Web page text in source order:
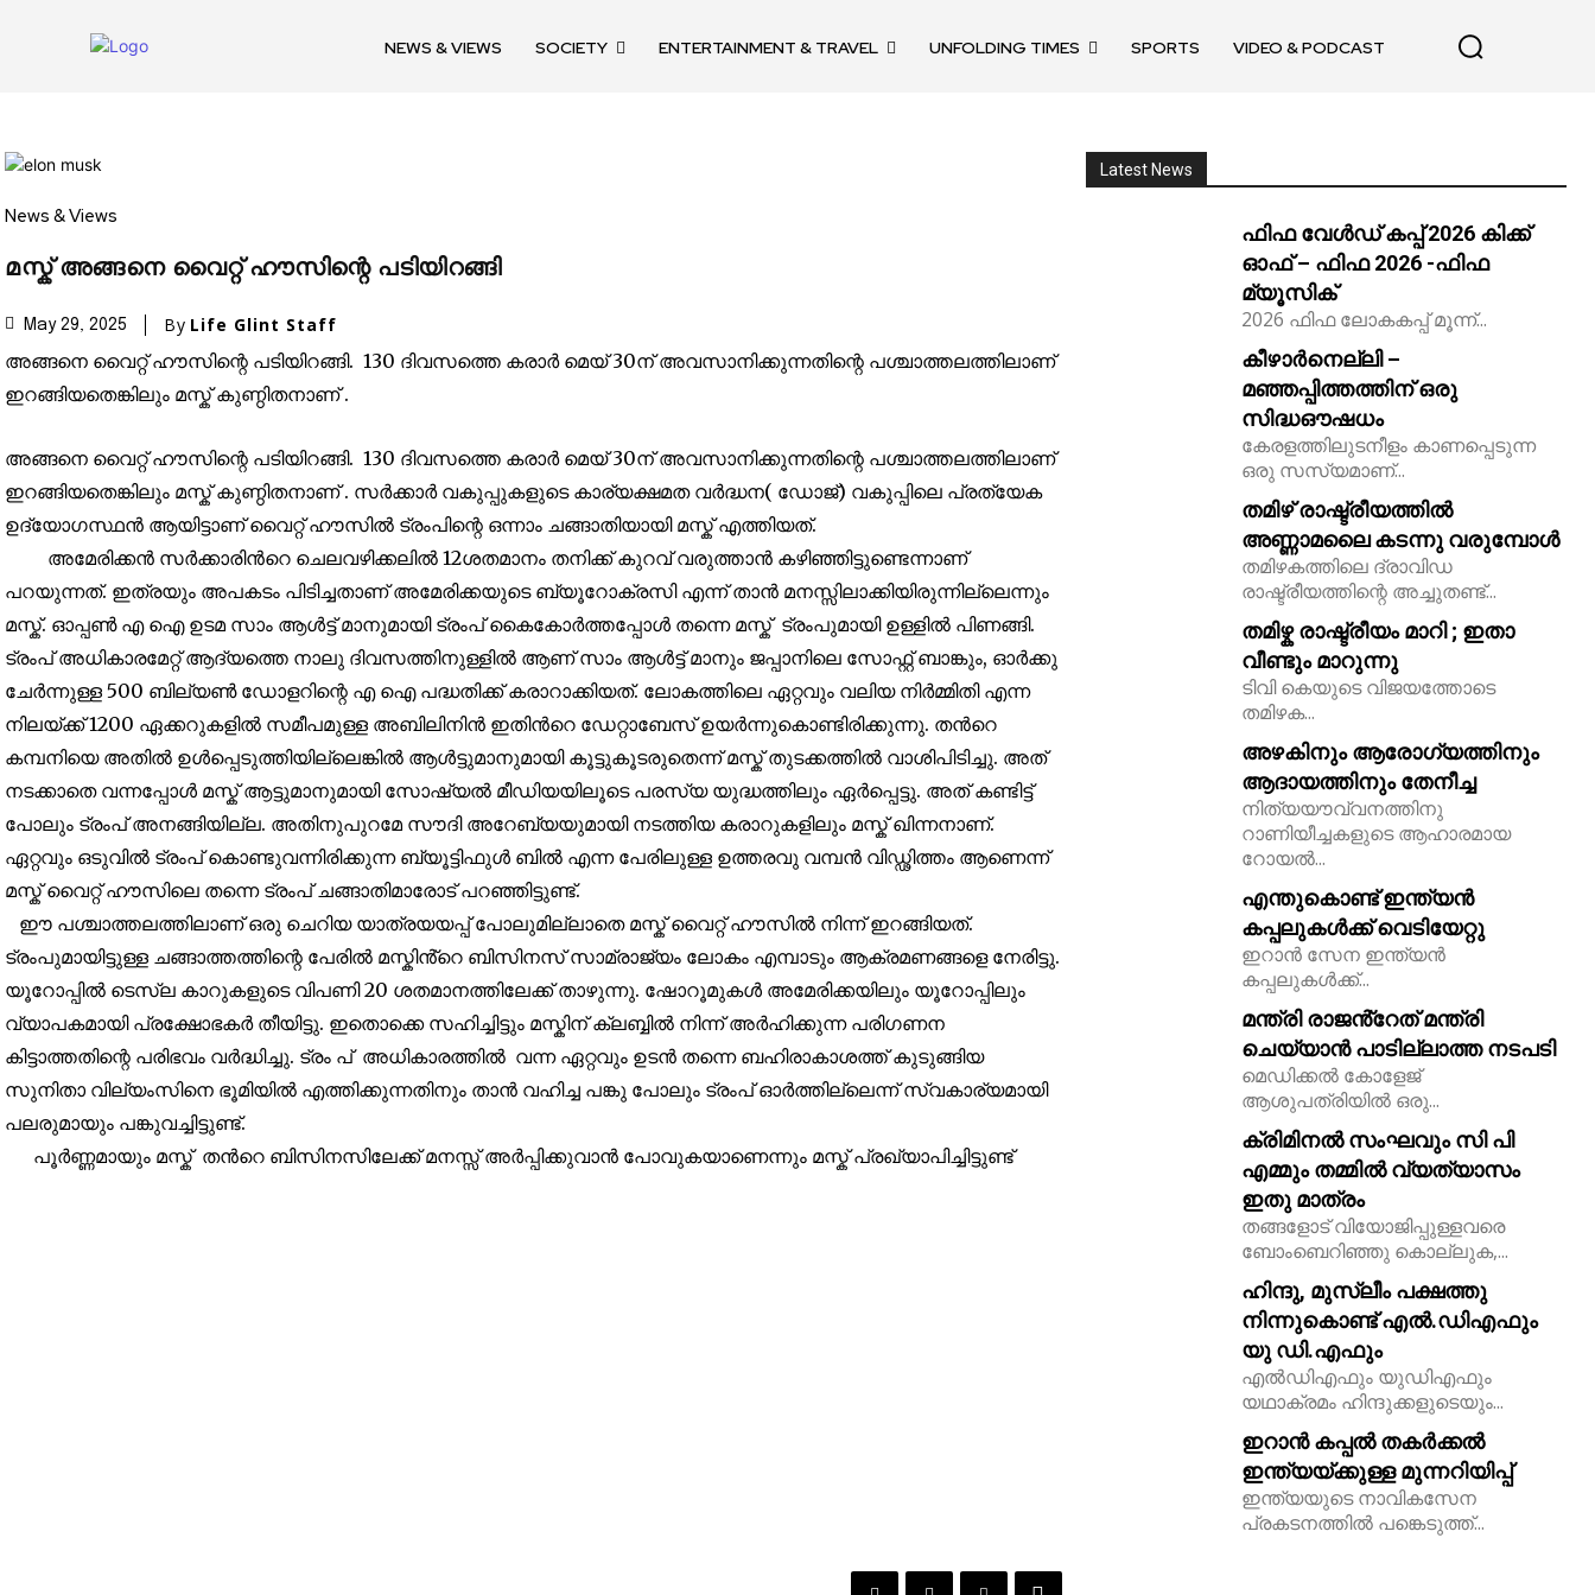
SUBSCRIBERS and be part
of the conversation.
To subscribe, simply enter your email address on our website or click
the subscribe button below. Don't worry, we respect your privacy and
32,111 32,214
Followers
NEWS & VIEWS SOCIETY ENTERTAINMENT & TRAVEL UNFOLDING TIMES SPORTS VIDEO & PODCAST
News & Views
മസ്ക് അങ്ങനെ വൈറ്റ് ഹൗസിന്റെ പടിയിറങ്ങി
May 29, 2025 By Life Glint Staff
അങ്ങനെ വൈറ്റ് ഹൗസിന്റെ പടിയിറങ്ങി. 130 ദിവസത്തെ കരാർ മെയ് 30ന് അവസാനിക്കുന്നതിന്റെ പശ്ചാത്തലത്തിലാണ്
ഇറങ്ങിയതെങ്കിലും മസ്ക് കുണ്ഠിതനാണ് .
അങ്ങനെ വൈറ്റ് ഹൗസിന്റെ പടിയിറങ്ങി. 130 ദിവസത്തെ കരാർ മെയ് 30ന് അവസാനിക്കുന്നതിന്റെ പശ്ചാത്തലത്തിലാണ്
ഇറങ്ങിയതെങ്കിലും മസ്ക് കുണ്ഠിതനാണ് . സർക്കാർ വകുപ്പുകളുടെ കാര്യക്ഷമത വർദ്ധന( ഡോജ്) വകുപ്പിലെ പ്രത്യേക
ഉദ്യോഗസ്ഥൻ ആയിട്ടാണ് വൈറ്റ് ഹൗസിൽ ട്രംപിന്റെ ഒന്നാം ചങ്ങാതിയായി മസ്ക് എത്തിയത്.
അമേരിക്കൻ സർക്കാരിൻറെ ചെലവഴിക്കലിൽ 12ശതമാനം തനിക്ക് കുറവ് വരുത്താൻ കഴിഞ്ഞിട്ടുണ്ടെന്നാണ്
പറയുന്നത്. ഇത്രയും അപകടം പിടിച്ചതാണ് അമേരിക്കയുടെ ബ്യൂറോക്രസി എന്ന് താൻ മനസ്സിലാക്കിയിരുന്നില്ലെന്നും
മസ്ക്. ഓപ്പൺ എ ഐ ഉടമ സാം ആൾട്ട് മാനുമായി ട്രംപ് കൈകോർത്തപ്പോൾ തന്നെ മസ്ക് ട്രംപുമായി ഉള്ളിൽ പിണങ്ങി.
ട്രംപ് അധികാരമേറ്റ് ആദ്യത്തെ നാലു ദിവസത്തിനുള്ളിൽ ആണ് സാം ആൾട്ട് മാനും ജപ്പാനിലെ സോഫ്റ്റ് ബാങ്കും, ഓർക്കു
ചേർന്നുള്ള 500 ബില്യൺ ഡോളറിന്റെ എ ഐ പദ്ധതിക്ക് കരാറാക്കിയത്. ലോകത്തിലെ ഏറ്റവും വലിയ നിർമ്മിതി എന്ന
നിലയ്ക്ക് 1200 ഏക്കറുകളിൽ സമീപമുള്ള അബിലിനിൻ ഇതിൻറെ ഡേറ്റാബേസ് ഉയർന്നുകൊണ്ടിരിക്കുന്നു. തൻറെ
കമ്പനിയെ അതിൽ ഉൾപ്പെടുത്തിയില്ലെങ്കിൽ ആൾട്ടുമാനുമായി കൂട്ടുകൂടരുതെന്ന് മസ്ക് തുടക്കത്തിൽ വാശിപിടിച്ചു. അത്
നടക്കാതെ വന്നപ്പോൾ മസ്ക് ആട്ടുമാനുമായി സോഷ്യൽ മീഡിയയിലൂടെ പരസ്യ യുദ്ധത്തിലും ഏർപ്പെട്ടു. അത് കണ്ടിട്ട്
പോലും ട്രംപ് അനങ്ങിയില്ല. അതിനുപുറമേ സൗദി അറേബ്യയുമായി നടത്തിയ കരാറുകളിലും മസ്ക് ഖിന്നനാണ്.
ഏറ്റവും ഒടുവിൽ ട്രംപ് കൊണ്ടുവന്നിരിക്കുന്ന ബ്യൂട്ടിഫുൾ ബിൽ എന്ന പേരിലുള്ള ഉത്തരവു വമ്പൻ വിഡ്ഢിത്തം ആണെന്ന്
മസ്ക് വൈറ്റ് ഹൗസിലെ തന്നെ ട്രംപ് ചങ്ങാതിമാരോട് പറഞ്ഞിട്ടുണ്ട്.
ഈ പശ്ചാത്തലത്തിലാണ് ഒരു ചെറിയ യാത്രയയപ്പ് പോലുമില്ലാതെ മസ്ക് വൈറ്റ് ഹൗസിൽ നിന്ന് ഇറങ്ങിയത്.
ട്രംപുമായിട്ടുള്ള ചങ്ങാത്തത്തിന്റെ പേരിൽ മസ്കിൻ്റെ ബിസിനസ് സാമ്രാജ്യം ലോകം എമ്പാടും ആക്രമണങ്ങളെ നേരിട്ടു.
യൂറോപ്പിൽ ടെസ്‌ല കാറുകളുടെ വിപണി 20 ശതമാനത്തിലേക്ക് താഴുന്നു. ഷോറൂമുകൾ അമേരിക്കയിലും യൂറോപ്പിലും
വ്യാപകമായി പ്രക്ഷോഭകർ തീയിട്ടു. ഇതൊക്കെ സഹിച്ചിട്ടും മസ്കിന് ക്ലബ്ബിൽ നിന്ന് അർഹിക്കുന്ന പരിഗണന
കിട്ടാത്തതിന്റെ പരിഭവം വർദ്ധിച്ചു. ട്രം പ് അധികാരത്തിൽ വന്ന ഏറ്റവും ഉടൻ തന്നെ ബഹിരാകാശത്ത് കുടുങ്ങിയ
സുനിതാ വില്യംസിനെ ഭൂമിയിൽ എത്തിക്കുന്നതിനും താൻ വഹിച്ച പങ്കു പോലും ട്രംപ് ഓർത്തില്ലെന്ന് സ്വകാര്യമായി
പലരുമായും പങ്കുവച്ചിട്ടുണ്ട്.
പൂർണ്ണമായും മസ്ക് തൻറെ ബിസിനസിലേക്ക് മനസ്സ് അർപ്പിക്കുവാൻ പോവുകയാണെന്നും മസ്ക് പ്രഖ്യാപിച്ചിട്ടുണ്ട്
Latest News
ഫിഫ വേൾഡ് കപ്പ് 2026 കിക്ക്‌
ഓഫ് – ഫിഫ 2026 -ഫിഫ
മ്യൂസിക്
2026 ഫിഫ ലോകകപ്പ് മൂന്ന്...
കീഴാർനെല്ലി –
മഞ്ഞപ്പിത്തത്തിന് ഒരു
സിദ്ധഔഷധം
കേരളത്തിലുടനീളം കാണപ്പെടുന്ന
ഒരു സസ്യമാണ്...
തമിഴ് രാഷ്ട്രീയത്തിൽ
അണ്ണാമലൈ കടന്നു വരുമ്പോൾ
തമിഴകത്തിലെ ദ്രാവിഡ
രാഷ്ട്രീയത്തിന്റെ അച്ചുതണ്ട്...
തമിഴ്ക രാഷ്ട്രീയം മാറി ; ഇതാ
വീണ്ടും മാറുന്നു
ടിവി കെയുടെ വിജയത്തോടെ
തമിഴക...
അഴകിനും ആരോഗ്യത്തിനും
ആദായത്തിനും തേനീച്ച
നിത്യയൗവ്വനത്തിനു
റാണിയീച്ചകളുടെ ആഹാരമായ
റോയല്‍...
എന്തുകൊണ്ട് ഇന്ത്യൻ
കപ്പലുകൾക്ക് വെടിയേറ്റു
ഇറാൻ സേന ഇന്ത്യൻ
കപ്പലുകൾക്ക്...
മന്ത്രി രാജൻ്റേത് മന്ത്രി
ചെയ്യാൻ പാടില്ലാത്ത നടപടി
മെഡിക്കൽ കോളേജ്
ആശുപത്രിയിൽ ഒരു...
ക്രിമിനൽ സംഘവും സി പി
എമ്മും തമ്മിൽ വ്യത്യാസം
ഇതു മാത്രം
തങ്ങളോട് വിയോജിപ്പുള്ളവരെ
ബോംബെറിഞ്ഞു കൊല്ലുക,...
ഹിന്ദു, മുസ്ലീം പക്ഷത്തു
നിന്നുകൊണ്ട് എൽ.ഡിഎഫും
യു ഡി.എഫും
എൽഡിഎഫും യുഡിഎഫും
യഥാക്രമം ഹിന്ദുക്കളുടെയും...
ഇറാൻ കപ്പൽ തകർക്കൽ
ഇന്ത്യയ്ക്കുള്ള മുന്നറിയിപ്പ്
ഇന്ത്യയുടെ നാവികസേന
പ്രകടനത്തിൽ പങ്കെടുത്ത്...